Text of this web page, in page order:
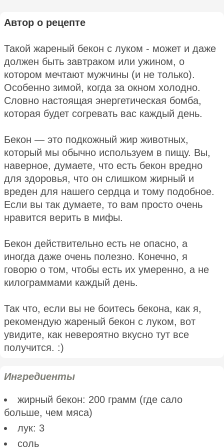
Автор о рецепте
Такой жареный бекон с луком - может и даже
должен быть завтраком или ужином, о
котором мечтают мужчины (и не только).
Особенно зимой, когда за окном холодно.
Словно настоящая энергетическая бомба,
которая будет согревать вас каждый день.
Бекон — это подкожный жир животных,
который мы обычно используем в пищу. Вы,
наверное, думаете, что есть бекон вредно
для здоровья, что он слишком жирный и
вреден для нашего сердца и тому подобное.
Если вы так думаете, то вам просто очень
нравится верить в мифы.
Бекон действительно есть не опасно, а
иногда даже очень полезно. Конечно, я
говорю о том, чтобы есть их умеренно, а не
килограммами каждый день.
Так что, если вы не боитесь бекона, как я,
рекомендую жареный бекон с луком, вот
увидите, как невероятно вкусно тут все
получится. :)
Ингредиенты
жирный бекон: 200 грамм (где сало
больше, чем мяса)
лук: 3
соль